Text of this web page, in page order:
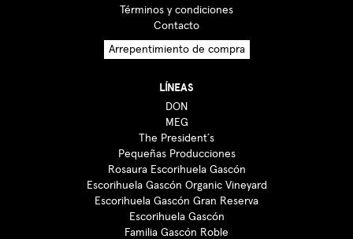
Términos y condiciones
Contacto
Arrepentimiento de compra
LÍNEAS
DON
MEG
The President´s
Pequeñas Producciones
Rosaura Escorihuela Gascón
Escorihuela Gascón Organic Vineyard
Escorihuela Gascón Gran Reserva
Escorihuela Gascón
Familia Gascón Roble